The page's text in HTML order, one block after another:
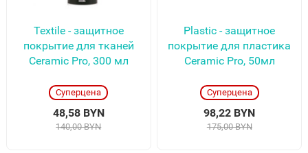
Textile - защитное
покрытие для тканей
Ceramic Pro, 300 мл
Суперцена
48,58 BYN
140,00 BYN
Plastic - защитное
покрытие для пластика
Ceramic Pro, 50мл
Суперцена
98,22 BYN
175,00 BYN